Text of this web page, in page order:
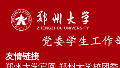
友情链接